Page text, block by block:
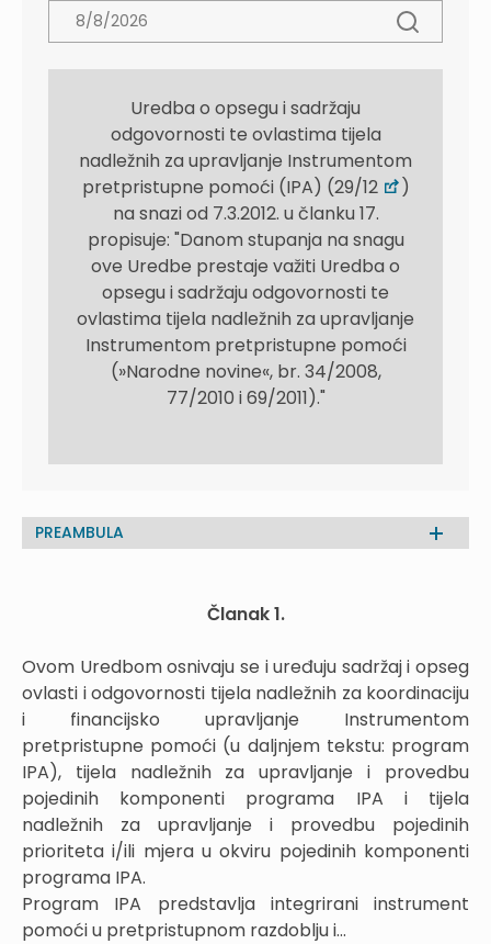
Uredba o opsegu i sadržaju
odgovornosti te ovlastima tijela
nadležnih za upravljanje Instrumentom
pretpristupne pomoći (IPA) (29/12
)
na snazi od 7.3.2012. u članku 17.
propisuje: "Danom stupanja na snagu
ove Uredbe prestaje važiti Uredba o
opsegu i sadržaju odgovornosti te
ovlastima tijela nadležnih za upravljanje
Instrumentom pretpristupne pomoći
(»Narodne novine«, br. 34/2008,
77/2010 i 69/2011)."
PREAMBULA
Članak 1.
Ovom Uredbom osnivaju se i uređuju sadržaj i opseg
ovlasti i odgovornosti tijela nadležnih za koordinaciju
i financijsko upravljanje Instrumentom
pretpristupne pomoći (u daljnjem tekstu: program
IPA), tijela nadležnih za upravljanje i provedbu
pojedinih komponenti programa IPA i tijela
nadležnih za upravljanje i provedbu pojedinih
prioriteta i/ili mjera u okviru pojedinih komponenti
programa IPA.
Program IPA predstavlja integrirani instrument
pomoći u pretpristupnom razdoblju i...